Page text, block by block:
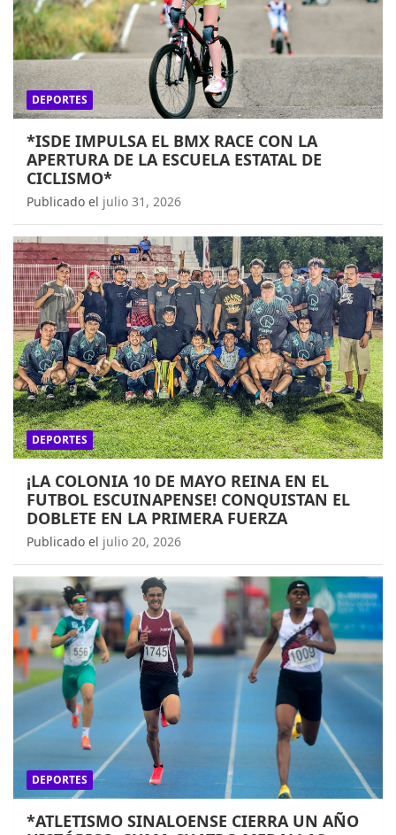
DEPORTES
*ISDE IMPULSA EL BMX RACE CON LA
APERTURA DE LA ESCUELA ESTATAL DE
CICLISMO*
Publicado el julio 31, 2026
DEPORTES
¡LA COLONIA 10 DE MAYO REINA EN EL
FUTBOL ESCUINAPENSE! CONQUISTAN EL
DOBLETE EN LA PRIMERA FUERZA
Publicado el julio 20, 2026
DEPORTES
*ATLETISMO SINALOENSE CIERRA UN AÑO